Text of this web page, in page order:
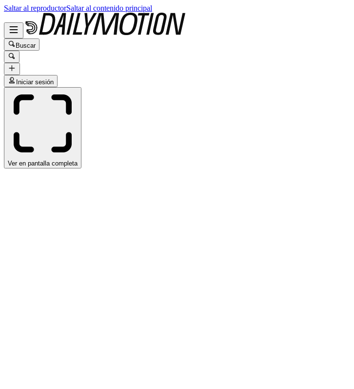
Saltar al reproductorSaltar al contenido principal
Buscar
Iniciar sesión
Ver en pantalla completa